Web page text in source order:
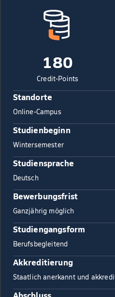
180
Credit-Points
Standorte
Online-Campus
Studienbeginn
Wintersemester
Studiensprache
Deutsch
Bewerbungsfrist
Ganzjährig möglich
Studiengangsform
Berufsbegleitend
Akkreditierung
Staatlich anerkannt und